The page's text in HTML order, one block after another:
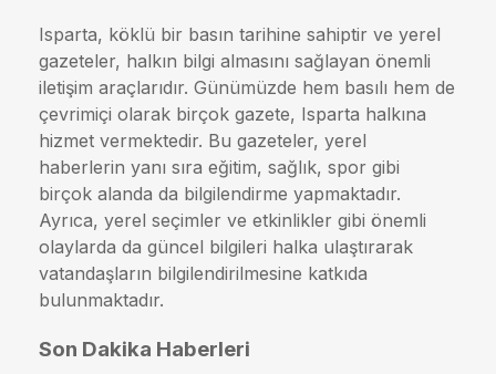
Isparta, köklü bir basın tarihine sahiptir ve yerel
gazeteler, halkın bilgi almasını sağlayan önemli
iletişim araçlarıdır. Günümüzde hem basılı hem de
çevrimiçi olarak birçok gazete, Isparta halkına
hizmet vermektedir. Bu gazeteler, yerel
haberlerin yanı sıra eğitim, sağlık, spor gibi
birçok alanda da bilgilendirme yapmaktadır.
Ayrıca, yerel seçimler ve etkinlikler gibi önemli
olaylarda da güncel bilgileri halka ulaştırarak
vatandaşların bilgilendirilmesine katkıda
bulunmaktadır.
Son Dakika Haberleri